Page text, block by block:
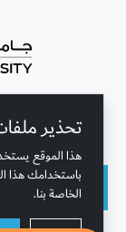
تحذير
هذا الموقع
باستخدامك هذا
الخاصة بنا.
حقوق النشر